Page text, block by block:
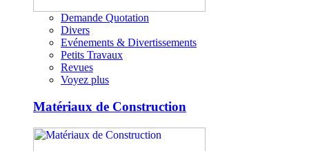
Demande Quotation
Divers
Evénements & Divertissements
Petits Travaux
Revues
Voyez plus
Matériaux de Construction